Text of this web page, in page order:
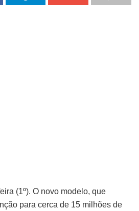
(1º). O novo modelo, que
para cerca de 15 milhões de